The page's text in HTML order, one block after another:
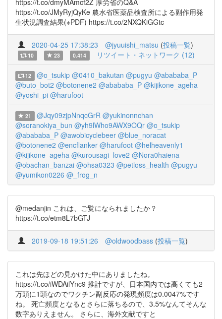
https://t.co/dmyMAmcf2Z 厚労省のQ&A
https://t.co/JMyRyjQyKe 農水省医薬品検査所による副作用発
生状況調査結果(※PDF) https://t.co/2NXQKiGGtc
2020-04-25 17:38:23 @jyuuishi_matsu (投稿一覧)
10 23 0.414 リツイート・ネットワーク (12)
12 @o_tsukip @0410_bakutan @pugyu @abababa_P
@buto_bot2 @botonene2 @abababa_P @kijikone_ageha
@yoshi_pi @harufoot
21 @Jqy09zjpNnqcGrR @yukinonnchan
@soranokiya_bun @yh9lWho9AWX9OQr @o_tsukip
@abababa_P @awobicyclebeer @blue_noracat
@botonene2 @encflanker @harufoot @helheavenly1
@kijikone_ageha @kurousagi_love2 @Nora0haiena
@obachan_banzai @ohsa0323 @petloss_health @pugyu
@yumikon0226 @_frog_n
@medanjin これは、ご覧になられましたか？
https://t.co/etm8L7bGTJ
2019-09-18 19:51:26 @oldwoodbass (投稿一覧)
これは先ほどの見かけた中にありましたね。
https://t.co/iWDAilYnc9 推計ですが、日本国内では高くても2
万頭に1頭なのでワクチン副反応の発現頻度は0.0047%です
ね。 死亡頻度となるとさらに落ちるので、3.5%なんてそんな
数字ありえません。 さらに、海外文献ですと